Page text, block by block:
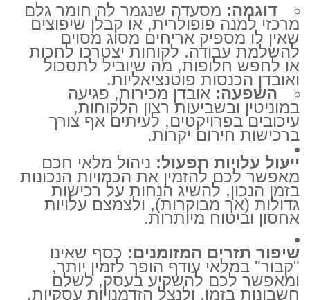
דוגמה: מסעדה שנגמר לה חומר גלם
מרכזי למנה פופולרית, או קבלן שיפוצים
שאין לו מספיק אריחים מסוג מסוים
להשלמת עבודה. לקוחות יצטרכו לחכות
או לחפש חלופות, מה שיוביל לתסכול
ואובדן הכנסות פוטנציאליות.
השפעה: אובדן מכירות, פגיעה
במוניטין ובשביעות רצון הלקוחות,
עיכובים בפרויקטים, לעיתים אף צורך
ברכישות חירום יקרות.
ייעול עלויות תפעול: ניהול מלאי חכם
מאפשר לכם להזמין את הכמויות הנכונות
בזמן הנכון, להשיג הנחות על רכישות
גדולות (אך מבוקרות), ולצמצם עלויות
אחסון וביטוח מיותרות.
שיפור תזרים המזומנים: כסף שאינו
"קבור" במלאי עודף הופך לזמין יותר,
ומאפשר לכם להשקיע בעסק, לשלם
חשבונות בזמן, ולנצל הזדמנויות עסקיות.